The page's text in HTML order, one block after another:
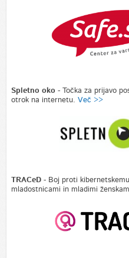
Spletno oko - Točka za prijavo
otrok na internetu. Več >>
TRACeD- Boj proti
mladostnicami in mladimi